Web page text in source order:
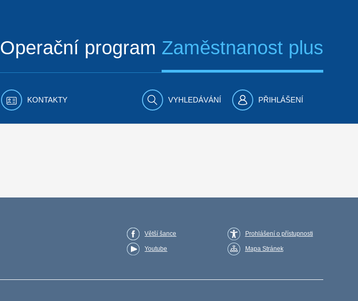
Operační program Zaměstnanost plus
KONTAKTY VYHLEDÁVÁNÍ PŘIHLÁŠENÍ
Větší šance
Youtube
Prohlášení o přístupnosti
Mapa Stránek